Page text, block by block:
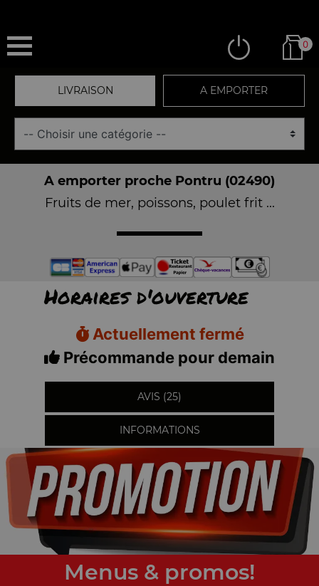
0
LIVRAISON A EMPORTER
A emporter proche Pontru (02490)
Fruits de mer, poissons, poulet frit ...
Horaires d'ouverture
Actuellement fermé
Précommande pour demain
AVIS (25)
INFORMATIONS
Menus & promos!